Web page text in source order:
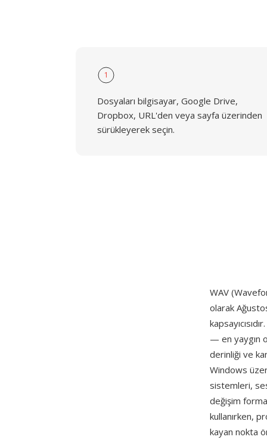
1
Dosyaları bilgisayar, Google Drive,
Dropbox, URL'den veya sayfa üzerinden
sürükleyerek seçin.
WAV
olarak
— en yaygın
derinliği ve
Windows
sistemleri,
değişim
kullanırken,
kayan nokta